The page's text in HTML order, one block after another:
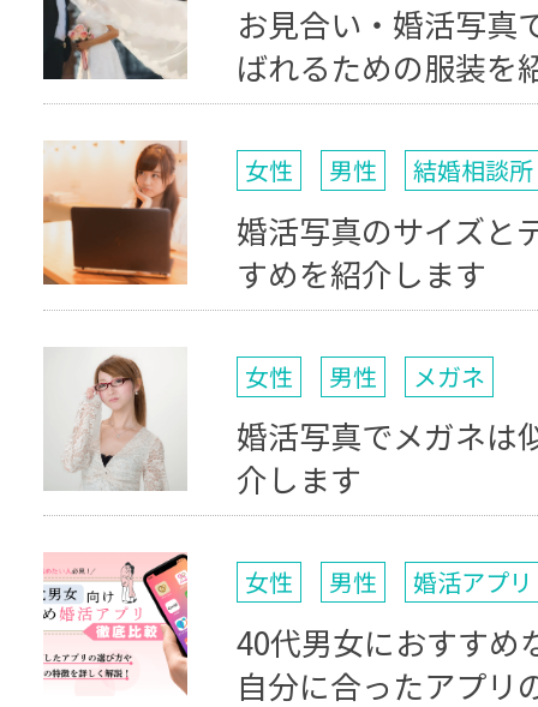
お見合い・婚活写真
ばれるための服装を
女性 男性 結婚相談所
婚活写真のサイズと
すめを紹介します
女性 男性 メガネ
婚活写真でメガネは
介します
女性 男性 婚活アプリ
40代男女におすすめ
自分に合ったアプリ